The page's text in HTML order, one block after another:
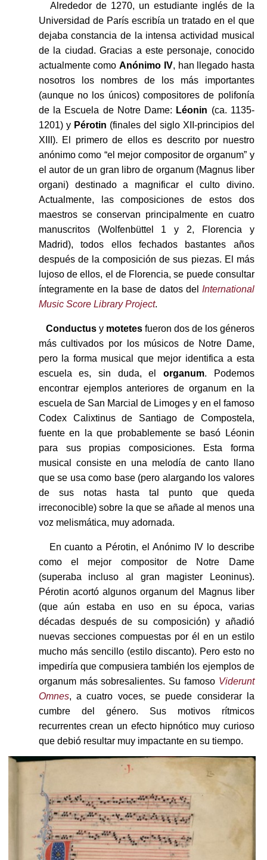
Alrededor de 1270, un estudiante inglés de la
Universidad de París escribía un tratado en el que
dejaba constancia de la intensa actividad musical
de la ciudad. Gracias a este personaje, conocido
actualmente comoAnónimo IV, han llegado hasta
nosotros los nombres de los más importantes
(aunque no los únicos) compositores de polifonía
de la Escuela de Notre Dame: Léonin (ca. 1135-
1201) y Pérotin (finales del siglo XII-principios del
XIII). El primero de ellos es descrito por nuestro
anónimo como “el mejor compositor de organum” y
el autor de un gran libro de organum (Magnus liber
organi) destinado a magnificar el culto divino.
Actualmente, las composiciones de estos dos
maestros se conservan principalmente en cuatro
manuscritos (Wolfenbüttel 1 y 2, Florencia y
Madrid), todos ellos fechados bastantes años
después de la composición de sus piezas. El más
lujoso de ellos, el de Florencia, se puede consultar
íntegramente en la base de datos del International
Music Score Library Project.
Conductusy motetesfueron dos de los géneros
más cultivados por los músicos de Notre Dame,
pero la forma musical que mejor identifica a esta
escuela es, sin duda, elorganum. Podemos
encontrar ejemplos anteriores de organum en la
escuela de San Marcial de Limoges y en el famoso
Codex Calixtinus de Santiago de Compostela,
fuente en la que probablemente se basó Léonin
para sus propias composiciones. Esta forma
musical consiste en una melodía de canto llano
que se usa como base (pero alargando los valores
de sus notas hasta tal punto que queda
irreconocible) sobre la que se añade al menos una
voz melismática, muy adornada.
En cuanto a Pérotin, el Anónimo IV lo describe
como el mejor compositor de Notre Dame
(superaba incluso al gran magister Leoninus).
Pérotin acortó algunos organum del Magnus liber
(que aún estaba en uso en su época, varias
décadas después de su composición) y añadió
nuevas secciones compuestas por él en un estilo
mucho más sencillo (estilo discanto). Pero esto no
impediría que compusiera también los ejemplos de
organum más sobresalientes. Su famoso Viderunt
Omnes, a cuatro voces, se puede considerar la
cumbre del género. Sus motivos rítmicos
recurrentes crean un efecto hipnótico muy curioso
que debió resultar muy impactante en su tiempo.